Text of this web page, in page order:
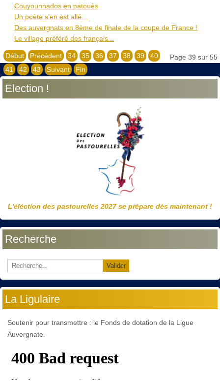
Couyounnados en patouès
Un poète s’en est allé…
Des auvergnats en 8ème de finale de la coupe de France !
Le village préféré des français...
Page 39 sur 55
Début Précédent 34 35 36 37 38 39
40
41
42 43 Suivant Fin
Election !
L'éléction des pastourelles 2027 se prépare dès maintenant !
Recherche
Valider
La Ligulaire
Soutenir pour transmettre : le Fonds de dotation de la Ligue
Auvergnate.